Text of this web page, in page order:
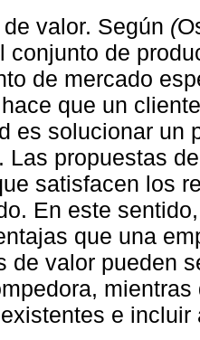
valor. Según (
conjunto de
de mercado
que un
es solucionar un
Las propuestas
satisfacen los
En este
que una
de valor pueden
e